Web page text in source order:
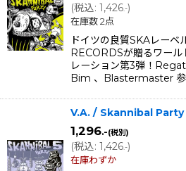
(税込: 1,426.-)
在庫数 2点
ドイツの良質SKAレー
RECORDSが贈るワール
レーション第3弾！
Bim 、Blastermaster
V.A. / Skannibal Party
1,296.-(税別)
(税込: 1,426.-)
在庫わずか